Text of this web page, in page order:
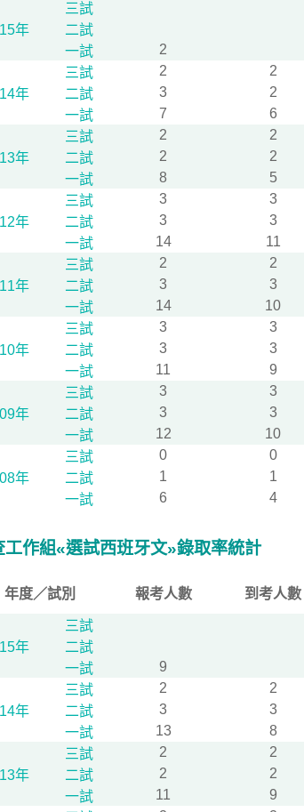
年
三試
二試
一試
2
年
三試 2
2
二試
3 2
一試
7 6
年
三試 2
2
二試
2 2
一試
8 5
年
三試 3
3
二試
3 3
一試
14 11
年
三試 2
2
二試
3 3
一試
14 10
年
三試 3
3
二試
3 3
一試
11 9
年
三試 3
3
二試
3 3
一試
12 10
年
三試 0
0
二試
1 1
一試
6 4
工作組«選試西班牙文»錄取率統計
年度／試別 報考人數 到考人數
年
三試
二試
一試
9
年
三試 2
2
二試
3 3
一試
13 8
年
三試 2
2
二試
2 2
一試
11 9